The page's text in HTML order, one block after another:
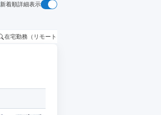
新着順詳細表示
在宅勤務（リモートワーク）OK